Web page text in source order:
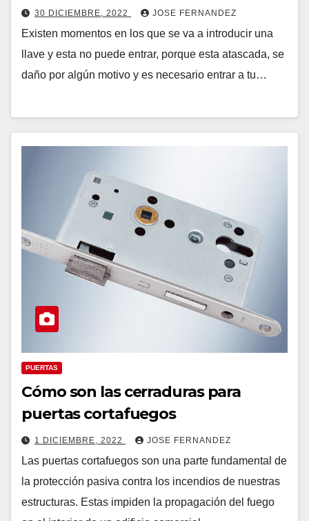
30 DICIEMBRE, 2022 JOSE FERNANDEZ
Existen momentos en los que se va a introducir una
llave y esta no puede entrar, porque esta atascada, se
daño por algún motivo y es necesario entrar a tu…
PUERTAS
Cómo son las cerraduras para
puertas cortafuegos
1 DICIEMBRE, 2022 JOSE FERNANDEZ
Las puertas cortafuegos son una parte fundamental de
la protección pasiva contra los incendios de nuestras
estructuras. Estas impiden la propagación del fuego